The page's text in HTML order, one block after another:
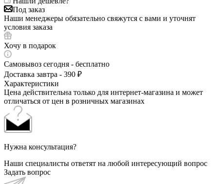
Под заказ
Наши менеджеры обязательно свяжутся с вами и уточнят
условия заказа
Хочу в подарок
Самовывоз сегодня - бесплатно
Доставка завтра - 390 ₽
Характеристики
Цена действительна только для интернет-магазина и может
отличаться от цен в розничных магазинах
Нужна консультация?
Наши специалисты ответят на любой интересующий вопрос
Задать вопрос